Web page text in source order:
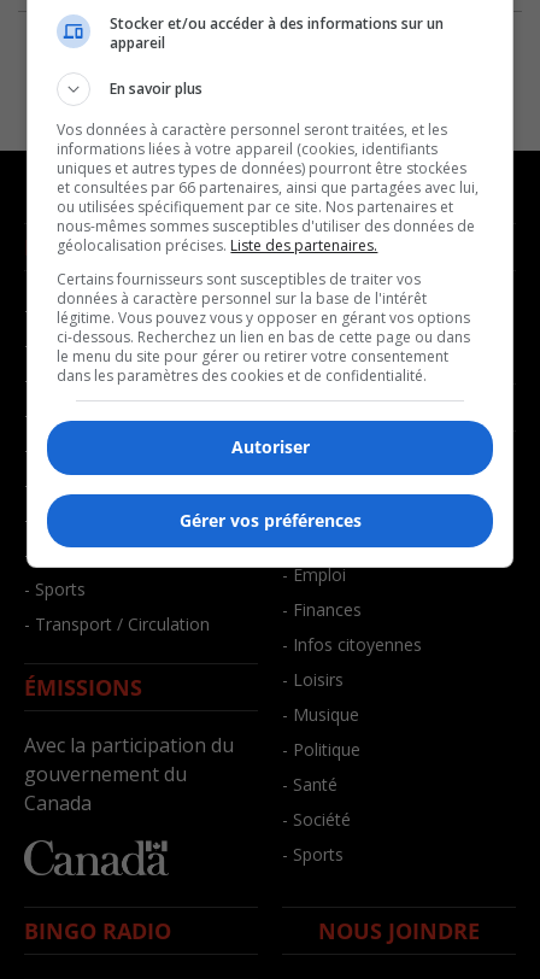
NOUVELLES
- Affaires municipales
- Communauté / Social
- Culture
- Économie
- Éducation
- Environnement
- Faits divers
- Santé et bien-être
- Sports
- Transport / Circulation
ÉMISSIONS
Avec la participation du
gouvernement du
Canada
MUSIQUE
- Décompte franco
- Joué récemment
BALADOS
- Affaires
- Emploi
- Finances
- Infos citoyennes
- Loisirs
- Musique
- Politique
- Santé
- Société
- Sports
BINGO RADIO NOUS JOINDRE
Stocker et/ou accéder à des informations sur un
appareil
En savoir plus
Vos données à caractère personnel seront traitées, et les
informations liées à votre appareil (cookies, identifiants
uniques et autres types de données) pourront être stockées
et consultées par 66 partenaires, ainsi que partagées avec lui,
ou utilisées spécifiquement par ce site. Nos partenaires et
nous-mêmes sommes susceptibles d'utiliser des données de
géolocalisation précises. Liste des partenaires.
Certains fournisseurs sont susceptibles de traiter vos
données à caractère personnel sur la base de l'intérêt
légitime. Vous pouvez vous y opposer en gérant vos options
ci-dessous. Recherchez un lien en bas de cette page ou dans
le menu du site pour gérer ou retirer votre consentement
dans les paramètres des cookies et de confidentialité.
Autoriser
Gérer vos préférences